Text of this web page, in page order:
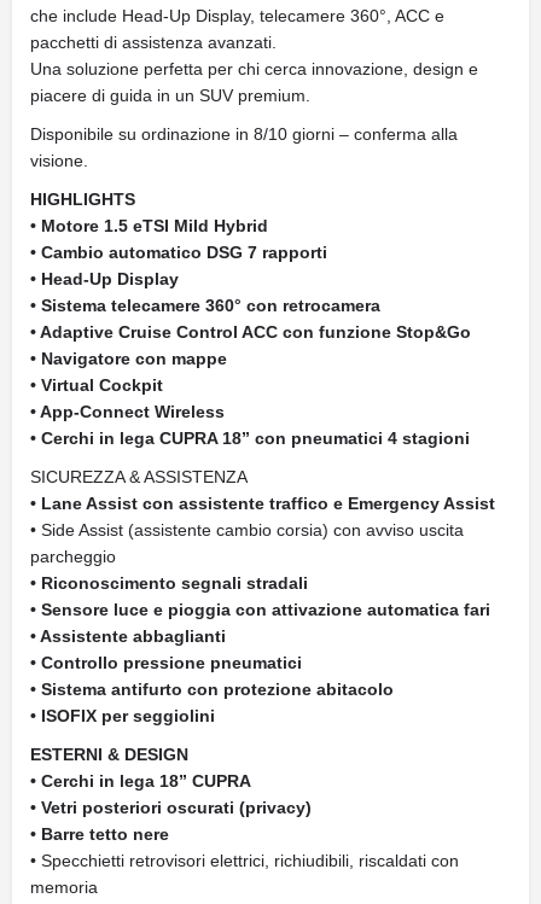
che include Head-Up Display, telecamere 360°, ACC e
pacchetti di assistenza avanzati.
Una soluzione perfetta per chi cerca innovazione, design e
piacere di guida in un SUV premium.
Disponibile su ordinazione in 8/10 giorni – conferma alla
visione.
HIGHLIGHTS
• Motore 1.5 eTSI Mild Hybrid
• Cambio automatico DSG 7 rapporti
• Head-Up Display
• Sistema telecamere 360° con retrocamera
• Adaptive Cruise Control ACC con funzione Stop&Go
• Navigatore con mappe
• Virtual Cockpit
• App-Connect Wireless
• Cerchi in lega CUPRA 18” con pneumatici 4 stagioni
SICUREZZA & ASSISTENZA
• Lane Assist con assistente traffico e Emergency Assist
• Side Assist (assistente cambio corsia) con avviso uscita
parcheggio
• Riconoscimento segnali stradali
• Sensore luce e pioggia con attivazione automatica fari
• Assistente abbaglianti
• Controllo pressione pneumatici
• Sistema antifurto con protezione abitacolo
• ISOFIX per seggiolini
ESTERNI & DESIGN
• Cerchi in lega 18” CUPRA
• Vetri posteriori oscurati (privacy)
• Barre tetto nere
• Specchietti retrovisori elettrici, richiudibili, riscaldati con
memoria